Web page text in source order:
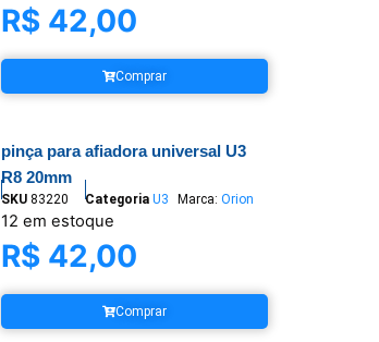
R$ 42,00
Comprar
pinça para afiadora universal U3
R8 20mm
SKU 83220 Categoria U3 Marca: Orion
12 em estoque
R$ 42,00
Comprar